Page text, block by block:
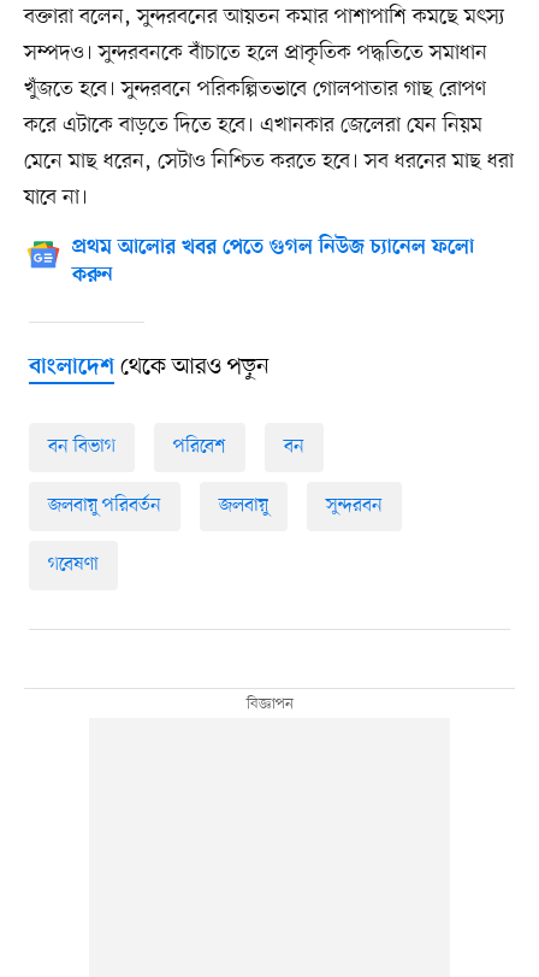
বক্তারা বলেন, ‌সুন্দরবনের আয়তন কমার পাশাপাশি কমছে মৎস্য
সম্পদও। সুন্দরবনকে বাঁচাতে হলে প্রাকৃতিক পদ্ধতিতে সমাধান
খুঁজতে হবে। সুন্দরবনে পরিকল্পিতভাবে গোলপাতার গাছ রোপণ
করে এটাকে বাড়তে দিতে হবে। এখানকার জেলেরা যেন নিয়ম
মেনে মাছ ধরেন, সেটাও নিশ্চিত করতে হবে। সব ধরনের মাছ ধরা
যাবে না।
প্রথম আলোর খবর পেতে গুগল নিউজ চ্যানেল ফলো
করুন
বাংলাদেশথেকে আরও পড়ুন
বন বিভাগ পরিবেশ বন
জলবায়ু পরিবর্তন জলবায়ু সুন্দরবন
গবেষণা